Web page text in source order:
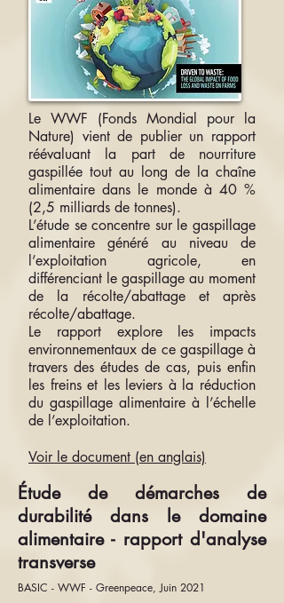
Le WWF (Fonds Mondial pour la
Nature) vient de publier un rapport
réévaluant la part de nourriture
gaspillée tout au long de la chaîne
alimentaire dans le monde à 40 %
(2,5 milliards de tonnes).
L’étude se concentre sur le gaspillage
alimentaire généré au niveau de
l’exploitation agricole, en
différenciant le gaspillage au moment
de la récolte/abattage et après
récolte/abattage.
Le rapport explore les impacts
environnementaux de ce gaspillage à
travers des études de cas, puis enfin
les freins et les leviers à la réduction
du gaspillage alimentaire à l’échelle
de l’exploitation.
Voir le document (en anglais)
Étude de démarches de
durabilité dans le domaine
alimentaire - rapport d'analyse
transverse
BASIC - WWF - Greenpeace, Juin 2021